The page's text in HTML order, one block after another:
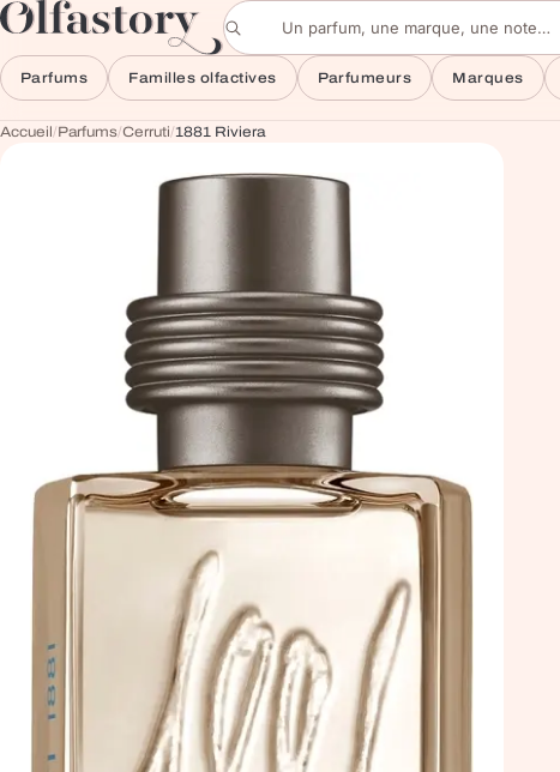
Aller au contenu
Rechercher un parfum
Parfums Familles olfactives Parfumeurs Marques
Accueil/Parfums/Cerruti/1881 Riviera